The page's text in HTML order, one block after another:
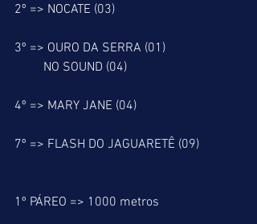
2º => NOCATE (03)
3º => OURO DA SERRA (01)
         NO SOUND (04)
4º => MARY JANE (04)
7º => FLASH DO JAGUARETÊ (09)
1º PÁREO => 1000 metros